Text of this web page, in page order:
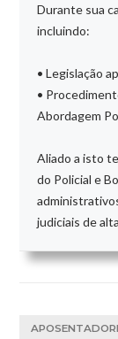
Durante sua
incluindo:
• Legislação
•
Abordagem
Aliado a isto
do Policial e
judiciais de